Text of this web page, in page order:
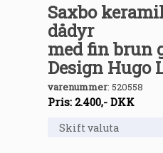
Saxbo
dådyr
med fin brun
Design Hugo
varenummer: 520558
Pris: 2.400,- DKK